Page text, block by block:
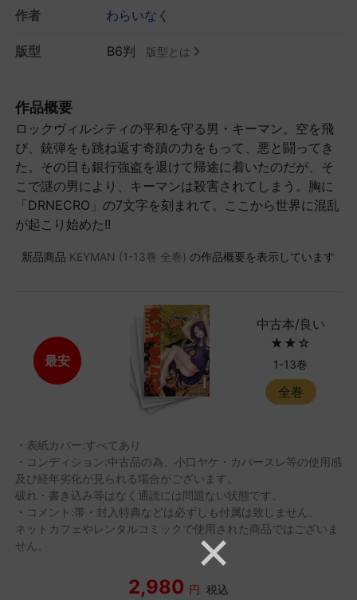
作者 わらいなく
版型 B6判 版型とは
作品概要
ロックヴィルシティの平和を守る男・キーマン。空を飛
び、銃弾をも跳ね返す奇蹟の力をもって、悪と闘ってき
た。その日も銀行強盗を退けて帰途に着いたのだが、そ
こで謎の男により、キーマンは殺害されてしまう。胸に
「DRNECRO」の7文字を刻まれて。ここから世界に混乱
が起こり始めた!!
新品商品 KEYMAN (1-13巻 全巻) の作品概要を表示しています
最安
中古本/良い
★★☆
1-13巻
全巻
・表紙カバー:すべてあり
・コンディション:中古品の為、小口ヤケ・カバースレ等の使用感
及び経年劣化が見られる場合がございます。
破れ・書き込み等はなく通読には問題ない状態です。
・コメント:帯・封入特典などは必ずしも付属は致しません。
ネットカフェやレンタルコミックで使用された商品ではございま
せん。
2,980 円 税込